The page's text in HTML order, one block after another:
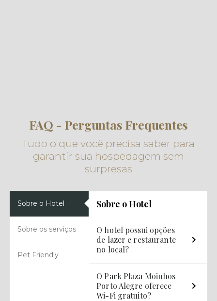
FAQ - Perguntas Frequentes
Tudo o que você precisa saber para
garantir sua hospedagem sem
surpresas
Sobre o Hotel
Sobre os serviços
Pet Friendly
Sobre o Hotel
O hotel possui opções
de lazer e restaurante
no local?
O Park Plaza Moinhos
Porto Alegre oferece
Wi-Fi gratuito?